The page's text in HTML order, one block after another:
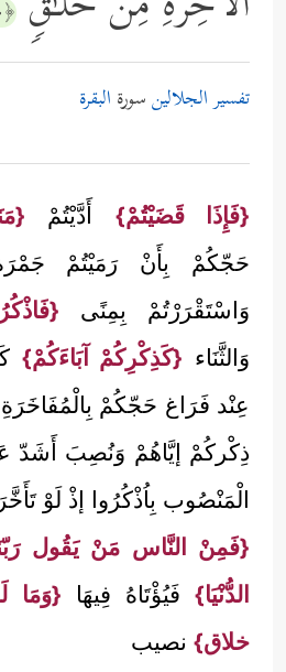
﴿٢٠٠﴾
تفسير الجلالينسورة البقرة
{فَإِذَا قَضَيْتُمْ} أَدَّيْتُمْ
حَجّكُمْ بِأَنْ رَمَيْتُمْ
وَاسْتَقْرَرْتُمْ بِمِنًى
وَالثَّنَاء {كَذِكْرِكُمْ آبَاءَكُمْ}
عِنْد فَرَاغ حَجّكُمْ بِالْمُفَاخَرَةِ
ذِكْركُمْ إيَّاهُمْ وَنُصِبَ أَشَدّ
الْمَنْصُوب بِاُذْكُرُوا إذْ لَوْ
{فَمِنْ النَّاس مَنْ يَقُول
الدُّنْيَا}فَيُؤْتَاهُ فِيهَا {وَمَا
خلاق} نصيب